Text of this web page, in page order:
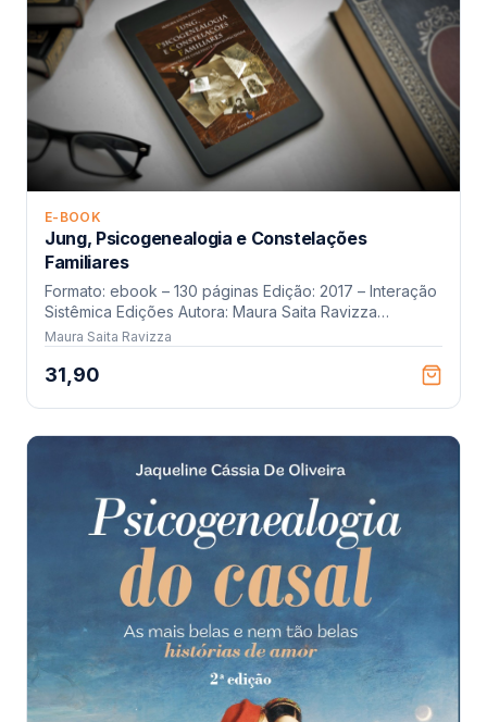
E-BOOK
Jung, Psicogenealogia e Constelações
Familiares
Formato: ebook – 130 páginas Edição: 2017 – Interação
Sistêmica Edições Autora: Maura Saita Ravizza
Tradução e apresentação: Jaqueline Cássia de
Oliveira
Maura Saita Ravizza
31,90